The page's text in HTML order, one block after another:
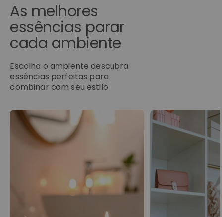
As melhores
essências parar
cada ambiente
Escolha o ambiente descubra
essências perfeitas para
combinar com seu estilo